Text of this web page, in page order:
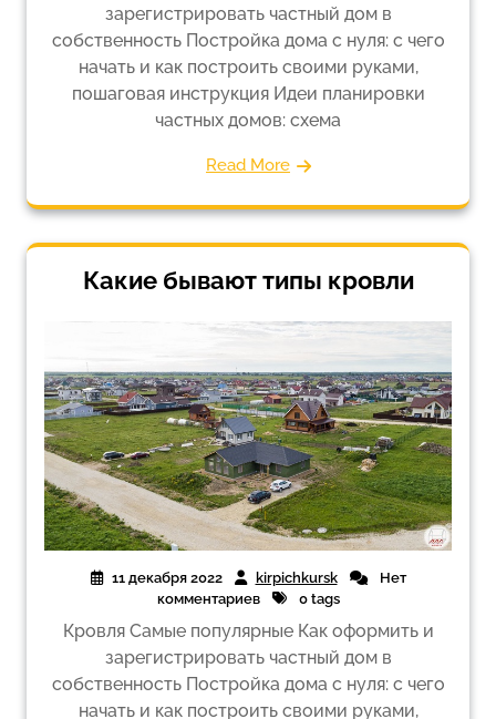
зарегистрировать частный дом в
собственность Постройка дома с нуля: с чего
начать и как построить своими руками,
пошаговая инструкция Идеи планировки
частных домов: схема
Read More
Какие бывают типы кровли
11 декабря 2022 kirpichkursk
Нет
комментариев
0 tags
Кровля Самые популярные Как оформить и
зарегистрировать частный дом в
собственность Постройка дома с нуля: с чего
начать и как построить своими руками,